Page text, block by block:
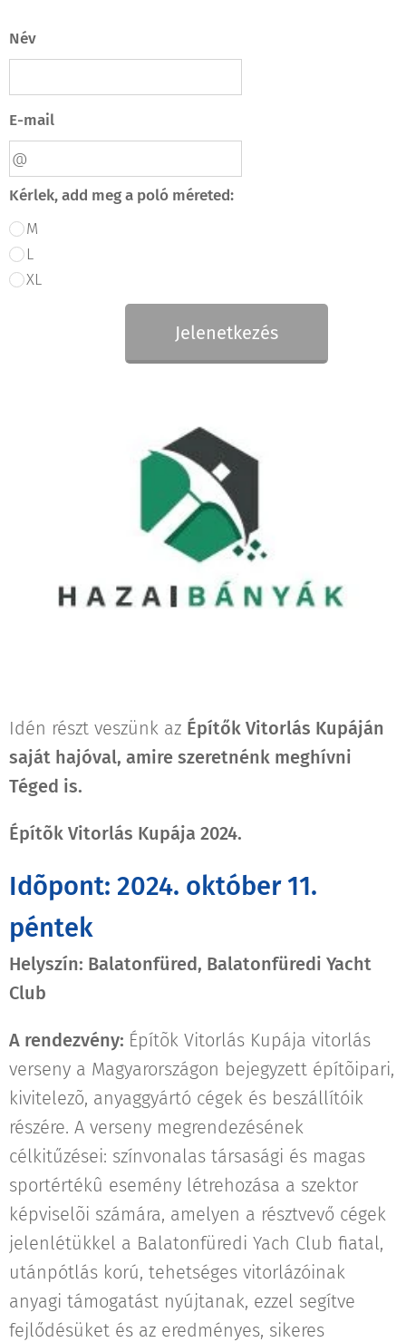
Név
E-mail
Kérlek, add meg a poló méreted:
M
L
XL
Jelenetkezés
Idén részt veszünk az Építők Vitorlás Kupáján
saját hajóval, amire szeretnénk meghívni
Téged is.
Építõk Vitorlás Kupája 2024.
Idõpont: 2024. október 11.
péntek
Helyszín: Balatonfüred, Balatonfüredi Yacht
Club
A rendezvény: Építõk Vitorlás Kupája vitorlás
verseny a Magyarországon bejegyzett építõipari,
kivitelezõ, anyaggyártó cégek és beszállítóik
részére. A verseny megrendezésének
célkitűzései: színvonalas társasági és magas
sportértékû esemény létrehozása a szektor
képviselõi számára, amelyen a résztvevő cégek
jelenlétükkel a Balatonfüredi Yach Club fiatal,
utánpótlás korú, tehetséges vitorlázóinak
anyagi támogatást nyújtanak, ezzel segítve
fejlődésüket és az eredményes, sikeres